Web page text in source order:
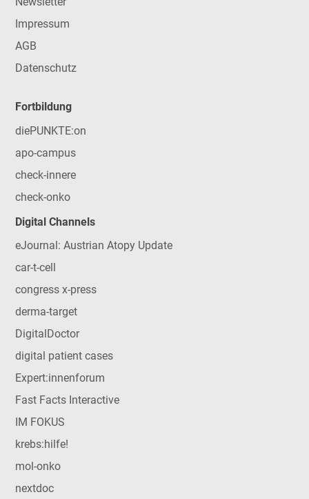
Impressum
AGB
Datenschutz
Fortbildung
diePUNKTE:on
apo-campus
check-innere
check-onko
Digital Channels
eJournal: Austrian Atopy Update
car-t-cell
congress x-press
derma-target
DigitalDoctor
digital patient cases
Expert:innenforum
Fast Facts Interactive
IM FOKUS
krebs:hilfe!
mol-onko
nextdoc